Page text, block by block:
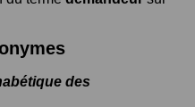
des